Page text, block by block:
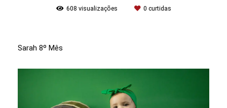
608 visualizações 0 curtidas
Sarah 8º Mês